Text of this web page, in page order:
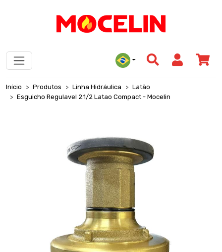
Início Produtos Linha Hidráulica
Latão
Esguicho Regulavel 2.1/2 Latao Compact - Mocelin